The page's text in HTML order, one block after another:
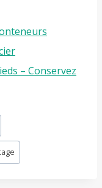
– Conservez